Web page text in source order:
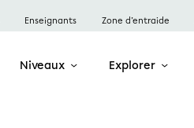
Enseignants Zone d’entraide
Niveaux Explorer